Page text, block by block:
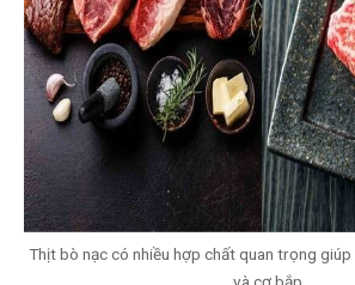
Thịt bò nạc có nhiều hợp chất quan trọng